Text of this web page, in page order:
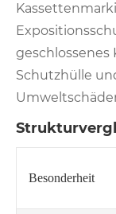
geschlossenes
Schutzhülle
Besonderheit